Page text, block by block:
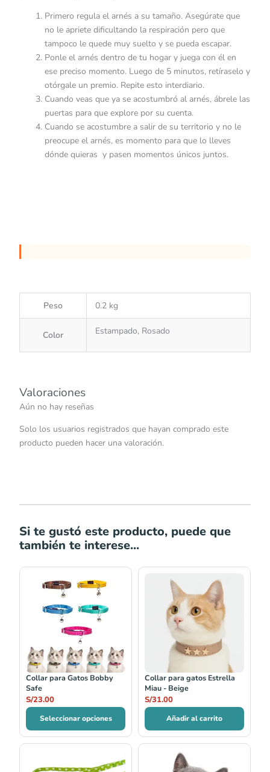
Primero regula el arnés a su tamaño. Asegúrate que
no le apriete dificultando la respiración pero que
tampoco le quede muy suelto y se pueda escapar.
Ponle el arnés dentro de tu hogar y juega con él en
ese preciso momento. Luego de 5 minutos, retíraselo y
otórgale un premio. Repite esto interdiario.
Cuando veas que ya se acostumbró al arnés, ábrele las
puertas para que explore por su cuenta.
Cuando se acostumbre a salir de su territorio y no le
preocupe el arnés, es momento para que lo lleves
dónde quieras y pasen momentos únicos juntos.
Peso 0.2 kg
Color Estampado, Rosado
Valoraciones
Aún no hay reseñas
Solo los usuarios registrados que hayan comprado este
producto pueden hacer una valoración.
Si te gustó este producto, puede que
también te interese...
Collar para Gatos Bobby
Safe
S/23.00
Seleccionar opciones
Collar para gatos Estrella
Miau - Beige
S/31.00
Añadir al carrito